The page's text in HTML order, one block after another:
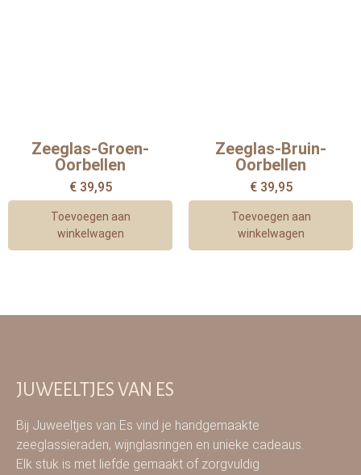
Zeeglas-Groen-
Oorbellen
€39,95
Toevoegen aan
winkelwagen
Zeeglas-Bruin-
Oorbellen
€39,95
Toevoegen aan
winkelwagen
JUWEELTJES VAN ES
Bij Juweeltjes van Es vind je handgemaakte
zeeglassieraden, wijnglasringen en unieke cadeaus.
Elk stuk is met liefde gemaakt of zorgvuldig